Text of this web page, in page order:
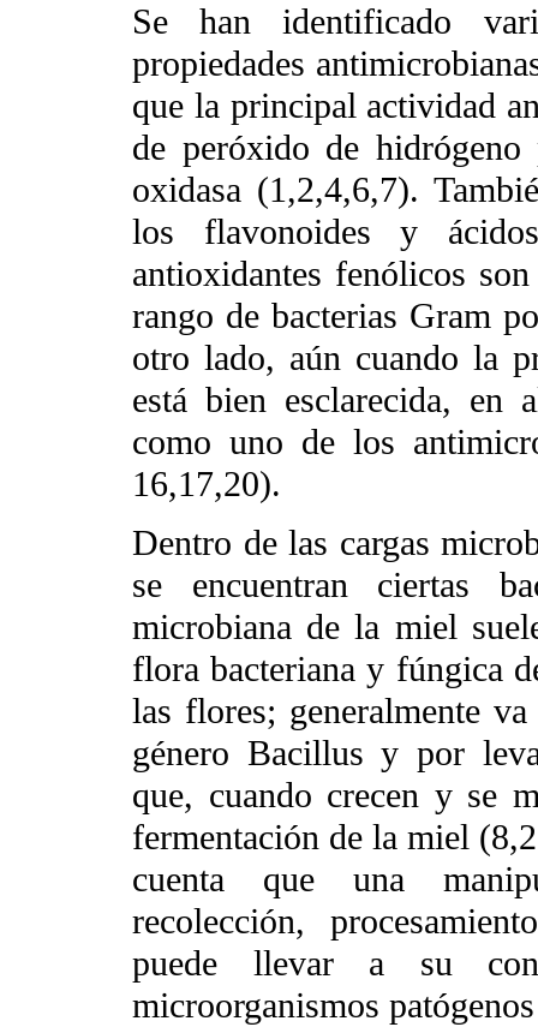
Se han identificado
propiedades
que la principal actividad
de peróxido de
oxidasa (1,2,4,6,7).
los flavonoides y
antioxidantes fenólicos
rango de bacterias Gram
otro lado, aún cuando la
está bien esclarecida, en
como uno de los
16,17,20).
Dentro de las cargas
se encuentran ciertas
microbiana de la miel
flora bacteriana y fúngica
las flores; generalmente
género Bacillus y por
que, cuando crecen y se
fermentación de la miel
cuenta que una
recolección,
puede llevar a su
microorganismos